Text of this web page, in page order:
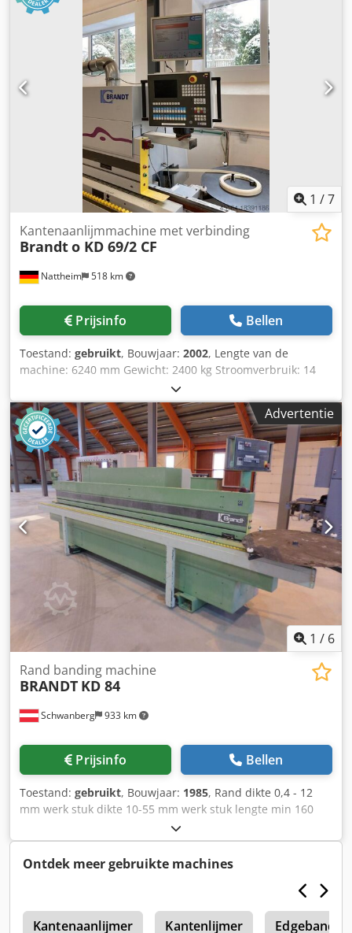
1 /7
Nattheim 518 km
Kantenaanlijmmachine met verbinding
Brandto KD 69/2 CF
Prijsinfo Bellen
Toestand: gebruikt, Bouwjaar: 2002, Lengte van de
machine: 6240 mm Gewicht: 2400 kg Stroomverbruik: 14
kW Afzuigdiameter: 120 / 140 mm Dcodpfx Amevvkfwsnjk
Opslaglocatie: Nattheim
Advertentie
1 / 6
Schwanberg 933 km
Rand banding machine
BRANDT KD 84
Prijsinfo Bellen
Toestand: gebruikt, Bouwjaar: 1985, Rand dikte 0,4 - 12
mm werk stuk dikte 10-55 mm werk stuk lengte min 160
mm werk stuk breedte min 65 mm feed snelheid 13 m/min
perslucht 7 bar machine lengte 5420 mm gewicht 1950 kg
lijm pot met snelle smelten systeem lijm toepassing roller
wit links en rechts draaien rand magazine voor PVC en
pneumatische druk rollen voor rand tijdschrift control
panel , draaibare alle aggregaten in-line gecontroleerde
Ontdek meer gebruikte machines
Kantenaanlijmer Kantenlijmer Edgebander